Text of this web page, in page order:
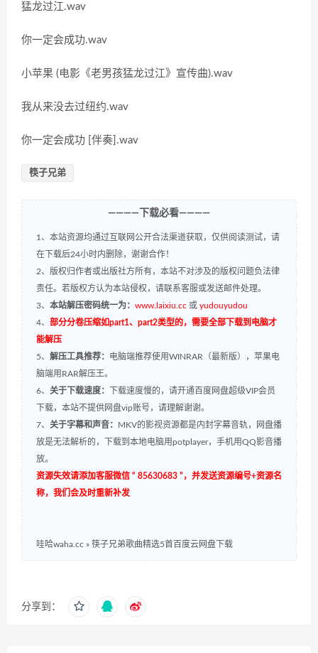
猛龙过江.wav
你一定会成功.wav
小苹果 (电影《老男孩猛龙过江》宣传曲).wav
我从来没去过纽约.wav
你一定会成功 [伴奏].wav
筷子兄弟
————下载必看————
1、本站资源均通过互联网公开合法渠道获取，仅供阅读测试，请
在下载后24小时内删除，谢谢合作！
2、版权归作者或出版社方所有，本站不对涉及的版权问题负法律
责任。若版权方认为本站侵权，请联系客服或发送邮件处理。
3、 本站解压密码统一为： www.laixiu.cc 或 yudouyudou
4、 部分分卷压缩如part1、part2类型的，需要全部下载到电脑才
能解压
5、 解压工具推荐： 电脑端推荐使用WINRAR（最新版），苹果电
脑端用RAR解压王。
6、 关于下载速度：
下载速度慢的，请开通百度网盘超级VIP会员
下载，本站不提供网盘vip账号，请理解谢谢。
7、 关于字幕和声音： MKV的影视资源都是内封字幕音轨，网盘播
放是无法解析的，下载到本地电脑用potplayer，手机用QQ影音播
放。
资源失效请添加客服微信 “ 85630683 ”，并发送资源编号+资源名
称，我们会及时重新补发
哇哈waha.cc » 筷子兄弟歌曲精选5首百度云网盘下载
分享到：